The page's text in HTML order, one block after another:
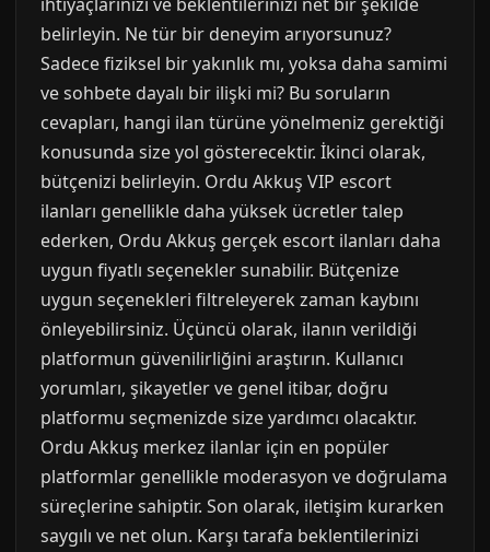
belirleyin. Ne tür bir deneyim arıyorsunuz?
Sadece fiziksel bir yakınlık mı, yoksa daha samimi
ve sohbete dayalı bir ilişki mi? Bu soruların
cevapları, hangi ilan türüne yönelmeniz gerektiği
konusunda size yol gösterecektir. İkinci olarak,
bütçenizi belirleyin. Ordu Akkuş VIP escort
ilanları genellikle daha yüksek ücretler talep
ederken, Ordu Akkuş gerçek escort ilanları daha
uygun fiyatlı seçenekler sunabilir. Bütçenize
uygun seçenekleri filtreleyerek zaman kaybını
önleyebilirsiniz. Üçüncü olarak, ilanın verildiği
platformun güvenilirliğini araştırın. Kullanıcı
yorumları, şikayetler ve genel itibar, doğru
platformu seçmenizde size yardımcı olacaktır.
Ordu Akkuş merkez ilanlar için en popüler
platformlar genellikle moderasyon ve doğrulama
süreçlerine sahiptir. Son olarak, iletişim kurarken
saygılı ve net olun. Karşı tarafa beklentilerinizi